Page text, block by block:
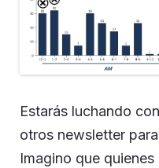
Estarás luchando
otros newsletter
Imagino que